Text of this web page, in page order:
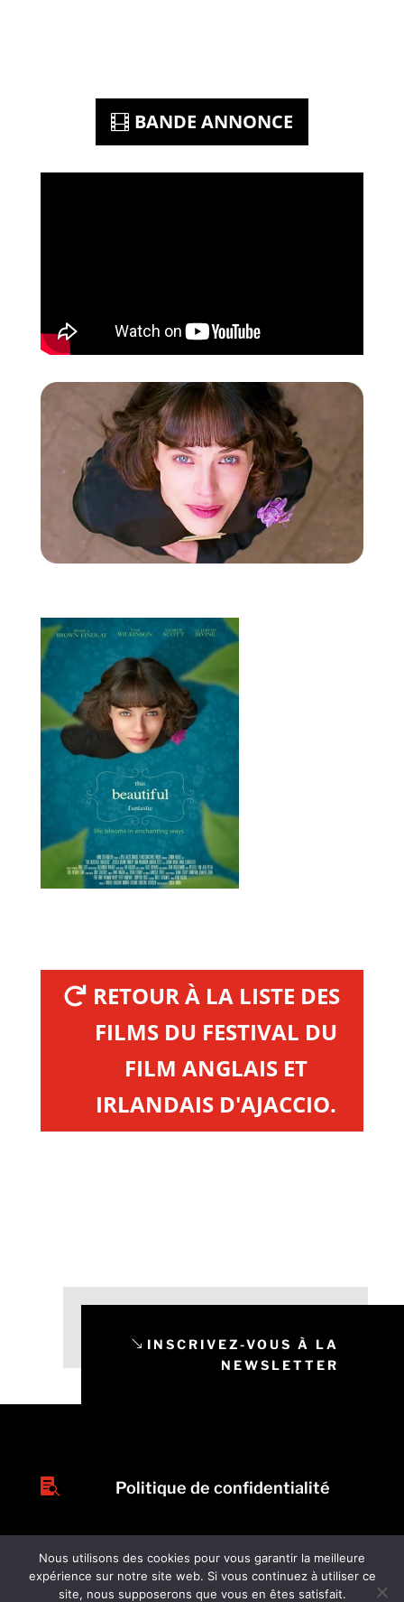
BANDE ANNONCE
RETOUR À LA LISTE DES
FILMS DU FESTIVAL DU
FILM ANGLAIS ET
IRLANDAIS D'AJACCIO.
INSCRIVEZ-VOUS À LA
NEWSLETTER
 Politique de confidentialité
Nous utilisons des cookies pour vous garantir la meilleure
expérience sur notre site web. Si vous continuez à utiliser ce
site, nous supposerons que vous en êtes satisfait.